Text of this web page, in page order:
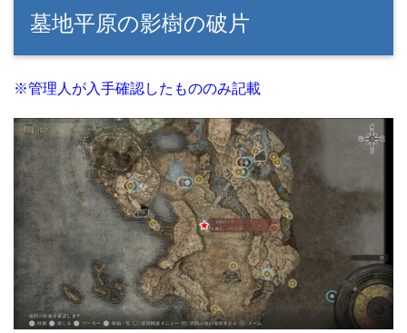
墓地平原の影樹の破片
※管理人が入手確認したもののみ記載